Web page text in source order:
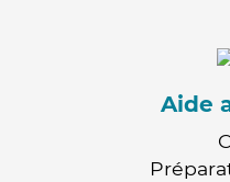
Aide